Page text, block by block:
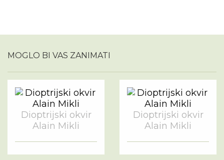
MOGLO BI VAS ZANIMATI
Dioptrijski okvir
Alain Mikli
Dioptrijski okvir
Alain Mikli